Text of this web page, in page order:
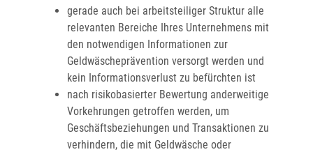
gerade auch bei arbeitsteiliger Struktur alle
relevanten Bereiche Ihres Unternehmens mit
den notwendigen Informationen zur
Geldwäscheprävention versorgt werden und
kein Informationsverlust zu befürchten ist
nach risikobasierter Bewertung anderweitige
Vorkehrungen getroffen werden, um
Geschäftsbeziehungen und Transaktionen zu
verhindern, die mit Geldwäsche oder